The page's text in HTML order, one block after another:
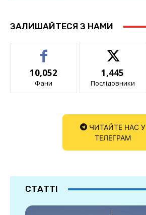
ЗАЛИШАЙТЕСЯ З НАМИ
10,052
Фани
1,445
Послідовники
ЧИТАЙТЕ НАС У
ТЕЛЕГРАМ
СТАТТІ